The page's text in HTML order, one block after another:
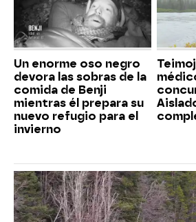
Un enorme oso negro
devora las sobras de la
comida de Benji
mientras él prepara su
nuevo refugio para el
invierno